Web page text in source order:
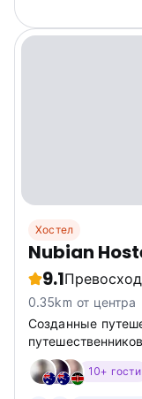
Хостел
Nubian
9.1
0.35km от центра
Созданные
отдельные
здании в центре
10+ гости